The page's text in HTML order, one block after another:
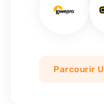
Parcourir